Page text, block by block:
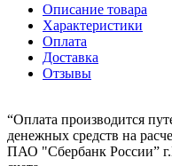
Описание товара
Характеристики
Оплата
Доставка
Отзывы
“Оплата производится
денежных средств на
ПАО "Сбербанк России”